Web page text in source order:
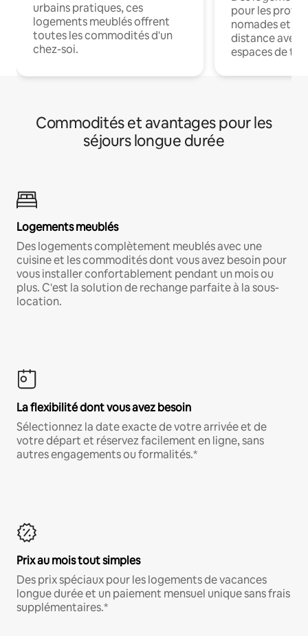
urbains pratiques, ces
logements meublés offrent
toutes les commodités d'un
chez-soi.
pour les
nomades et
distance avec
espaces de
Commodités et avantages pour les
séjours longue durée
Logements meublés
Des logements complètement meublés avec une
cuisine et les commodités dont vous avez besoin pour
vous installer confortablement pendant un mois ou
plus. C'est la solution de rechange parfaite à la sous-
location.
La flexibilité dont vous avez besoin
Sélectionnez la date exacte de votre arrivée et de
votre départ et réservez facilement en ligne, sans
autres engagements ou formalités.*
Prix au mois tout simples
Des prix spéciaux pour les logements de vacances
longue durée et un paiement mensuel unique sans frais
supplémentaires.*